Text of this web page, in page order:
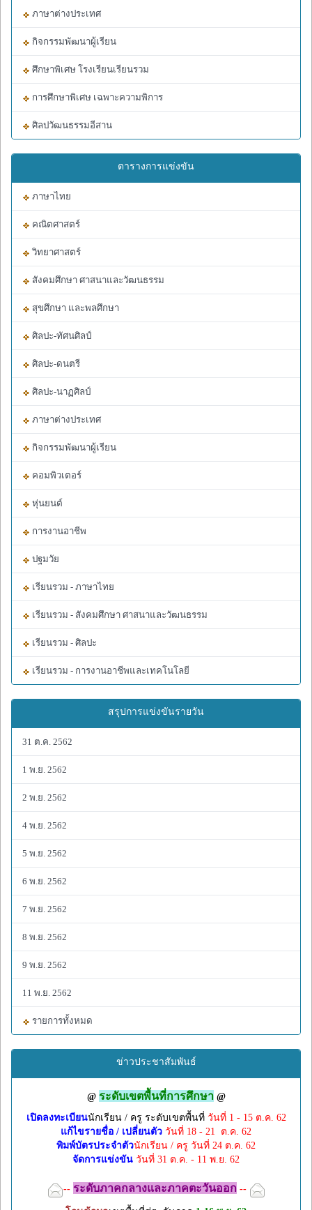
ภาษาต่างประเทศ
กิจกรรมพัฒนาผู้เรียน
ศึกษาพิเศษ โรงเรียนเรียนรวม
การศึกษาพิเศษ เฉพาะความพิการ
ศิลปวัฒนธรรมอีสาน
ตารางการแข่งขัน
ภาษาไทย
คณิตศาสตร์
วิทยาศาสตร์
สังคมศึกษา ศาสนาและวัฒนธรรม
สุขศึกษา และพลศึกษา
ศิลปะ-ทัศนศิลป์
ศิลปะ-ดนตรี
ศิลปะ-นาฏศิลป์
ภาษาต่างประเทศ
กิจกรรมพัฒนาผู้เรียน
คอมพิวเตอร์
หุ่นยนต์
การงานอาชีพ
ปฐมวัย
เรียนรวม - ภาษาไทย
เรียนรวม - สังคมศึกษา ศาสนาและวัฒนธรรม
เรียนรวม - ศิลปะ
เรียนรวม - การงานอาชีพและเทคโนโลยี
สรุปการแข่งขันรายวัน
31 ต.ค. 2562
1 พ.ย. 2562
2 พ.ย. 2562
4 พ.ย. 2562
5 พ.ย. 2562
6 พ.ย. 2562
7 พ.ย. 2562
8 พ.ย. 2562
9 พ.ย. 2562
11 พ.ย. 2562
รายการทั้งหมด
ข่าวประชาสัมพันธ์
@ ระดับเขตพื้นที่การศึกษา@
เปิดลงทะเบียนนักเรียน / ครู ระดับเขตพื้นที่ วันที่ 1 - 15 ต.ค. 62
แก้ไขรายชื่อ / เปลี่ยนตัว วันที่ 18 - 21 ต.ค. 62
พิมพ์บัตรประจำตัวนักเรียน / ครู วันที่ 24 ต.ค. 62
จัดการแข่งขัน วันที่ 31 ต.ค. - 11 พ.ย. 62
-- ระดับภาคกลางและภาคตะวันออก --